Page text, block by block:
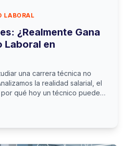
LABORAL
¿Realmente Gana
Laboral en
una carrera técnica no
la realidad salarial, el
qué hoy un técnico puede